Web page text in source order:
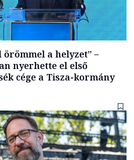
örömmel a helyzet” –
nyerhette el első
cége a Tisza-kormány